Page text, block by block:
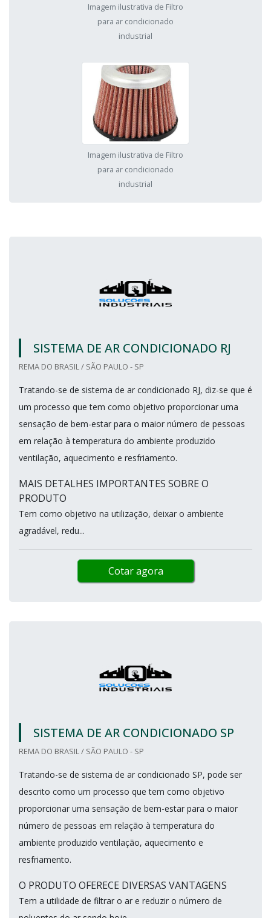
Imagem ilustrativa de Filtro
para ar condicionado
industrial
Imagem ilustrativa de Filtro
para ar condicionado
industrial
SISTEMA DE AR CONDICIONADO RJ
REMA DO BRASIL / SÃO PAULO - SP
Tratando-se de sistema de ar condicionado RJ, diz-se que é
um processo que tem como objetivo proporcionar uma
sensação de bem-estar para o maior número de pessoas
em relação à temperatura do ambiente produzido
ventilação, aquecimento e resfriamento.
MAIS DETALHES IMPORTANTES SOBRE O
PRODUTO
Tem como objetivo na utilização, deixar o ambiente
agradável, redu...
Cotar agora
SISTEMA DE AR CONDICIONADO SP
REMA DO BRASIL / SÃO PAULO - SP
Tratando-se de sistema de ar condicionado SP, pode ser
descrito como um processo que tem como objetivo
proporcionar uma sensação de bem-estar para o maior
número de pessoas em relação à temperatura do
ambiente produzido ventilação, aquecimento e
resfriamento.
O PRODUTO OFERECE DIVERSAS VANTAGENS
Tem a utilidade de filtrar o ar e reduzir o número de